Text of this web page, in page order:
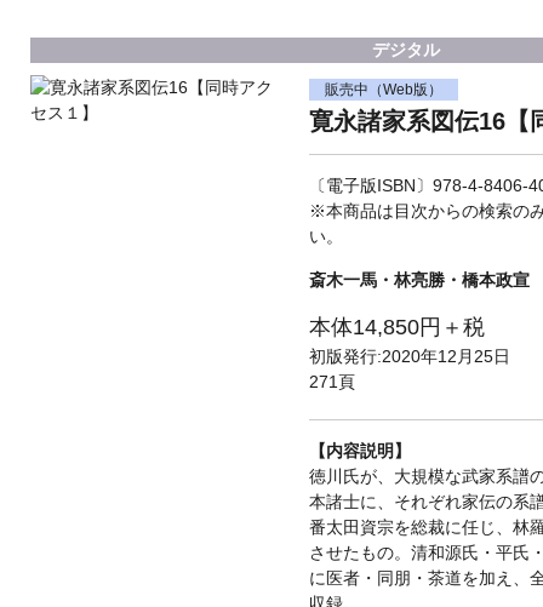
デジタル
販売中（Web版）
寛永諸家系図伝16【
〔電子版ISBN〕978-4-8406-
※本商品は目次からの検索の
い。
斎木一馬・林亮勝・橋本政宣
本体14,850円＋税
初版発行:2020年12月25日
271頁
【内容説明】
徳川氏が、大規模な武家系譜
本諸士に、それぞれ家伝の系
番太田資宗を総裁に任じ、林
させたもの。清和源氏・平氏
に医者・同朋・茶道を加え、